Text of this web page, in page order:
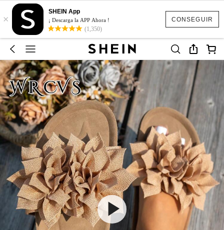
CONSEGUIR
×
SHEIN App
¡ Descarga la APP Ahora !
(1,350)